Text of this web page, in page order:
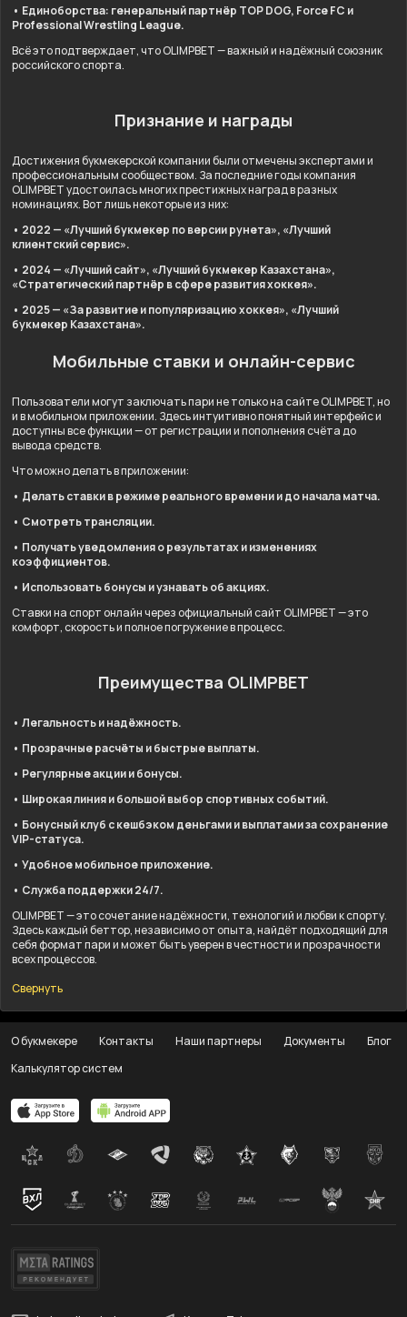
• Единоборства: генеральный партнёр TOP DOG, Force FC и
Professional Wrestling League.
Всё это подтверждает, что OLIMPBET — важный и надёжный союзник
российского спорта.
Признание и награды
Достижения букмекерской компании были отмечены экспертами и
профессиональным сообществом. За последние годы компания
OLIMPBET удостоилась многих престижных наград в разных
номинациях. Вот лишь некоторые из них:
• 2022 — «Лучший букмекер по версии рунета», «Лучший
клиентский сервис».
• 2024 — «Лучший сайт», «Лучший букмекер Казахстана»,
«Стратегический партнёр в сфере развития хоккея».
• 2025 — «За развитие и популяризацию хоккея», «Лучший
букмекер Казахстана».
Мобильные ставки и онлайн-сервис
Пользователи могут заключать пари не только на сайте OLIMPBET, но
и в мобильном приложении. Здесь интуитивно понятный интерфейс и
доступны все функции — от регистрации и пополнения счёта до
вывода средств.
Что можно делать в приложении:
• Делать ставки в режиме реального времени и до начала матча.
• Смотреть трансляции.
• Получать уведомления о результатах и изменениях
коэффициентов.
• Использовать бонусы и узнавать об акциях.
Ставки на спорт онлайн через официальный сайт OLIMPBET — это
комфорт, скорость и полное погружение в процесс.
Преимущества OLIMPBET
• Легальность и надёжность.
• Прозрачные расчёты и быстрые выплаты.
• Регулярные акции и бонусы.
• Широкая линия и большой выбор спортивных событий.
• Бонусный клуб с кешбэком деньгами и выплатами за сохранение
VIP-статуса.
• Удобное мобильное приложение.
• Служба поддержки 24/7.
OLIMPBET — это сочетание надёжности, технологий и любви к спорту.
Здесь каждый беттор, независимо от опыта, найдёт подходящий для
себя формат пари и может быть уверен в честности и прозрачности
всех процессов.
Свернуть
О букмекере Контакты Наши партнеры Документы
Блог
Калькулятор систем